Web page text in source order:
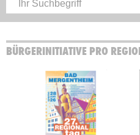
BÜRGERINITIATIVE PRO